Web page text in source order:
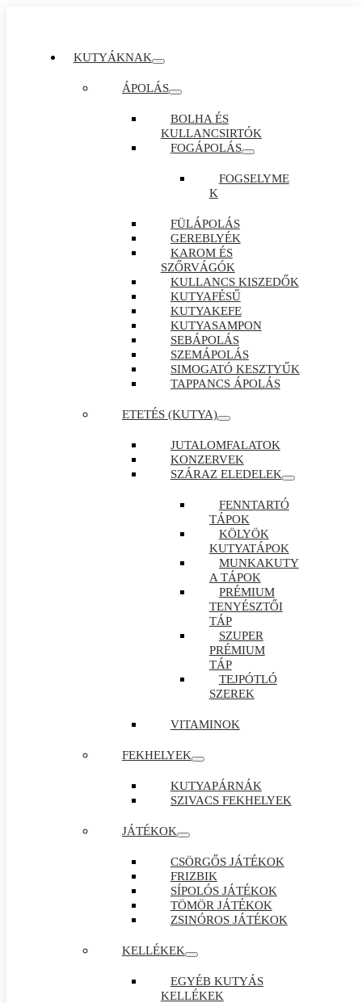
KUTYÁKNAK
ÁPOLÁS
BOLHA ÉS
KULLANCSIRTÓK
FOGÁPOLÁS
FOGSELYME
K
FÜLÁPOLÁS
GEREBLYÉK
KAROM ÉS
SZŐRVÁGÓK
KULLANCS KISZEDŐK
KUTYAFÉSŰ
KUTYAKEFE
KUTYASAMPON
SEBÁPOLÁS
SZEMÁPOLÁS
SIMOGATÓ KESZTYŰK
TAPPANCS ÁPOLÁS
ETETÉS (KUTYA)
JUTALOMFALATOK
KONZERVEK
SZÁRAZ ELEDELEK
FENNTARTÓ
TÁPOK
KÖLYÖK
KUTYATÁPOK
MUNKAKUTY
A TÁPOK
PRÉMIUM
TENYÉSZTŐI
TÁP
SZUPER
PRÉMIUM
TÁP
TEJPÓTLÓ
SZEREK
VITAMINOK
FEKHELYEK
KUTYAPÁRNÁK
SZIVACS FEKHELYEK
JÁTÉKOK
CSÖRGŐS JÁTÉKOK
FRIZBIK
SÍPOLÓS JÁTÉKOK
TÖMÖR JÁTÉKOK
ZSINÓROS JÁTÉKOK
KELLÉKEK
EGYÉB KUTYÁS
KELLÉKEK